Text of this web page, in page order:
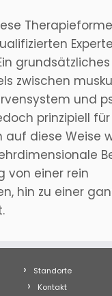
zwischen
und
prinzipiell
auf diese Weise
von einer rein
hin zu einer
Standorte
Kontakt